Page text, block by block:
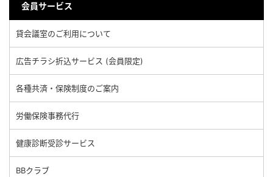
会員サービス
貸会議室のご利用について
広告チラシ折込サービス (会員限定)
各種共済・保険制度のご案内
労働保険事務代行
健康診断受診サービス
BBクラブ